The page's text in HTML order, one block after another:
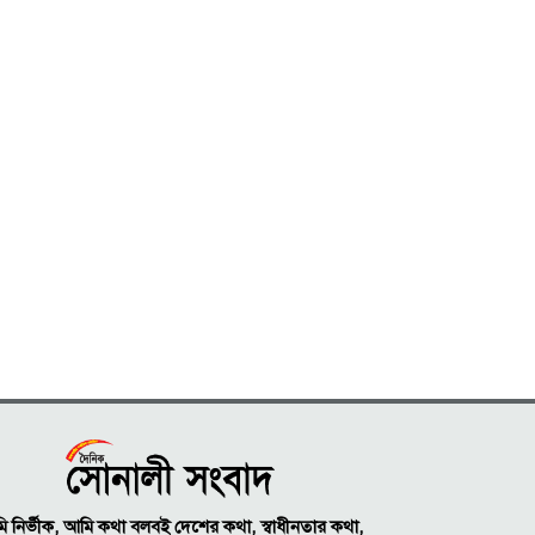
নির্ভীক, আমি কথা বলবই দেশের কথা, স্বাধীনতার কথা,